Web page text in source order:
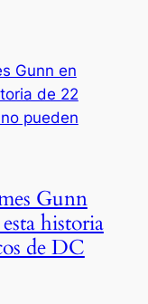
Gunn
historia
de DC